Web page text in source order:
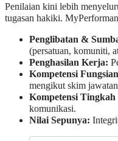
Penilaian kini lebih
tugasan hakiki.
Penglibatan &
(persatuan, komuniti,
Penghasilan Kerja:
Kompetensi
mengikut skim
Kompetensi
komunikasi.
Nilai Sepunya: